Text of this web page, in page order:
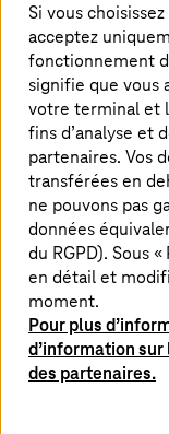
pragmatique
L’ontologie
Les bases de
l’épine dorsale de
quelques
spécifiques, la
basés sur la
L’ontologie
d’entreprise
objet plutôt que
des mémoires
cascade (multi-
complexes, cette
Si vous
acceptez
fonctionnement
signifie que vous
votre terminal et
fins d’analyse et
partenaires. Vos
transférées en
ne pouvons pas
données
du RGPD). Sous
en détail et
moment.
Pour plus
d’information
des partenaires.